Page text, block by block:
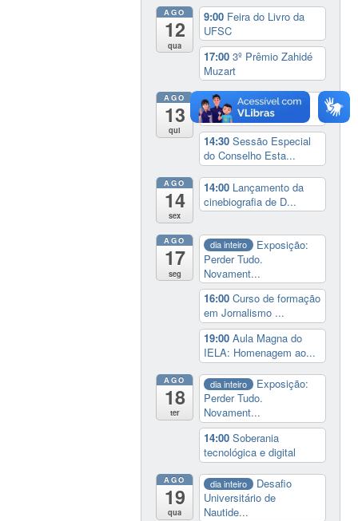
AGO
12
qua
9:00 Feira do Livro da
UFSC
17:003º Prêmio Zahidé
Muzart
AGO
13
qui
9:00Feira do Livro da
UFSC
14:30Sessão Especial
do Conselho Esta...
AGO
14
sex
14:00 Lançamento da
cinebiografia de D...
AGO
17
seg
dia inteiro
Exposição:
Perder Tudo.
Novament...
16:00Curso de formação
em Jornalismo ...
19:00Aula Magna do
IELA: Homenagem ao...
AGO
18
ter
dia inteiro
Exposição:
Perder Tudo.
Novament...
14:00Soberania
tecnológica e digital
AGO
19
qua
dia inteiro
Desafio
Universitário de
Nautide...